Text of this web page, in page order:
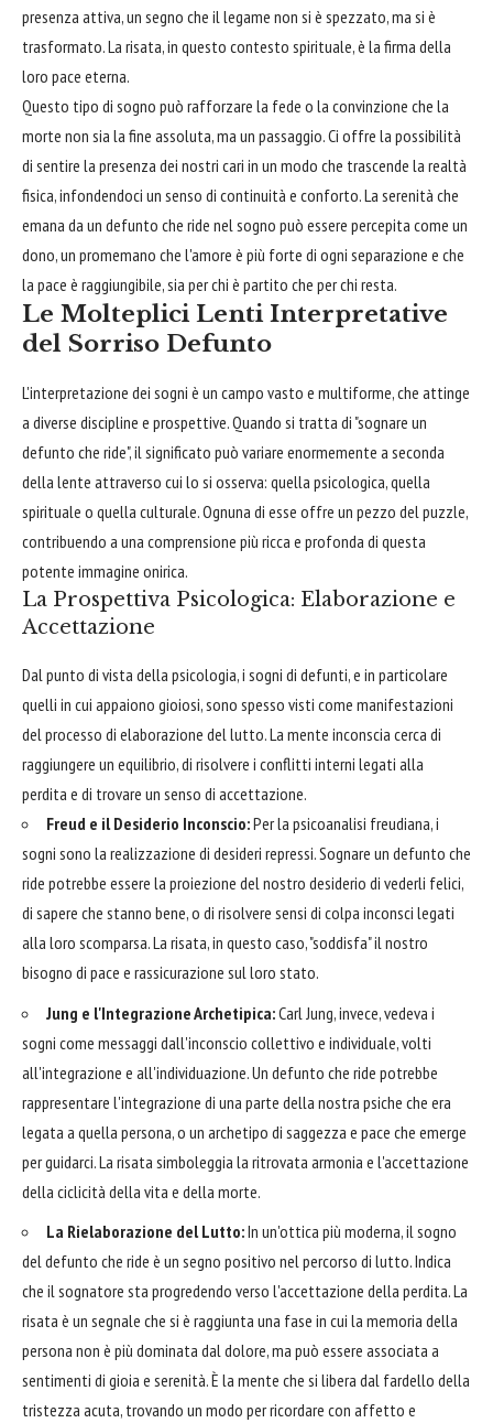
presenza attiva, un segno che il legame non si è spezzato, ma si è
trasformato. La risata, in questo contesto spirituale, è la firma della
loro pace eterna.
Questo tipo di sogno può rafforzare la fede o la convinzione che la
morte non sia la fine assoluta, ma un passaggio. Ci offre la possibilità
di sentire la presenza dei nostri cari in un modo che trascende la realtà
fisica, infondendoci un senso di continuità e conforto. La serenità che
emana da un defunto che ride nel sogno può essere percepita come un
dono, un promemano che l'amore è più forte di ogni separazione e che
la pace è raggiungibile, sia per chi è partito che per chi resta.
Le Molteplici Lenti Interpretative
del Sorriso Defunto
L'interpretazione dei sogni è un campo vasto e multiforme, che attinge
a diverse discipline e prospettive. Quando si tratta di "sognare un
defunto che ride", il significato può variare enormemente a seconda
della lente attraverso cui lo si osserva: quella psicologica, quella
spirituale o quella culturale. Ognuna di esse offre un pezzo del puzzle,
contribuendo a una comprensione più ricca e profonda di questa
potente immagine onirica.
La Prospettiva Psicologica: Elaborazione e
Accettazione
Dal punto di vista della psicologia, i sogni di defunti, e in particolare
quelli in cui appaiono gioiosi, sono spesso visti come manifestazioni
del processo di elaborazione del lutto. La mente inconscia cerca di
raggiungere un equilibrio, di risolvere i conflitti interni legati alla
perdita e di trovare un senso di accettazione.
Freud e il Desiderio Inconscio:Per la psicoanalisi freudiana, i
sogni sono la realizzazione di desideri repressi. Sognare un defunto che
ride potrebbe essere la proiezione del nostro desiderio di vederli felici,
di sapere che stanno bene, o di risolvere sensi di colpa inconsci legati
alla loro scomparsa. La risata, in questo caso, "soddisfa" il nostro
bisogno di pace e rassicurazione sul loro stato.
Jung e l'Integrazione Archetipica:Carl Jung, invece, vedeva i
sogni come messaggi dall'inconscio collettivo e individuale, volti
all'integrazione e all'individuazione. Un defunto che ride potrebbe
rappresentare l'integrazione di una parte della nostra psiche che era
legata a quella persona, o un archetipo di saggezza e pace che emerge
per guidarci. La risata simboleggia la ritrovata armonia e l'accettazione
della ciclicità della vita e della morte.
La Rielaborazione del Lutto:In un'ottica più moderna, il sogno
del defunto che ride è un segno positivo nel percorso di lutto. Indica
che il sognatore sta progredendo verso l'accettazione della perdita. La
risata è un segnale che si è raggiunta una fase in cui la memoria della
persona non è più dominata dal dolore, ma può essere associata a
sentimenti di gioia e serenità. È la mente che si libera dal fardello della
tristezza acuta, trovando un modo per ricordare con affetto e